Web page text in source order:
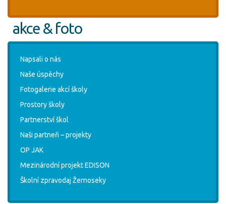
akce & foto
Napsali o nás
Naše úspěchy
Fotogalerie akcí školy
Prostory školy
Partnerství škol
Naši partneři – projekty
OP JAK
Mezinárodní projekt EDISON
Školní zpravodaj Žernoseky